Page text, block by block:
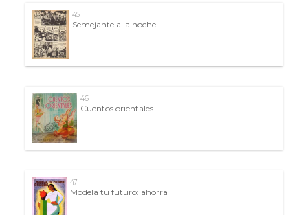
45
Semejante a la noche
46
Cuentos orientales
47
Modela tu futuro: ahorra